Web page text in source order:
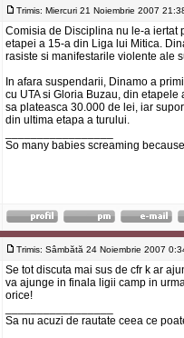
Trimis: Miercuri 21 Noiembrie 2007
Comisia de Disciplina nu le-a iertat
etapei a 15-a din Liga lui Mitica.
rasiste si manifestarile violente ale
In afara suspendarii, Dinamo a
cu UTA si Gloria Buzau, din
sa plateasca 30.000 de lei, iar
din ultima etapa a turului.
So many babies screaming
Trimis: Sâmbătă 24 Noiembrie 2007
Se tot discuta mai sus de cfr k ar
va ajunge in finala ligii camp in
orice!
Sa nu acuzi de rautate ceea ce